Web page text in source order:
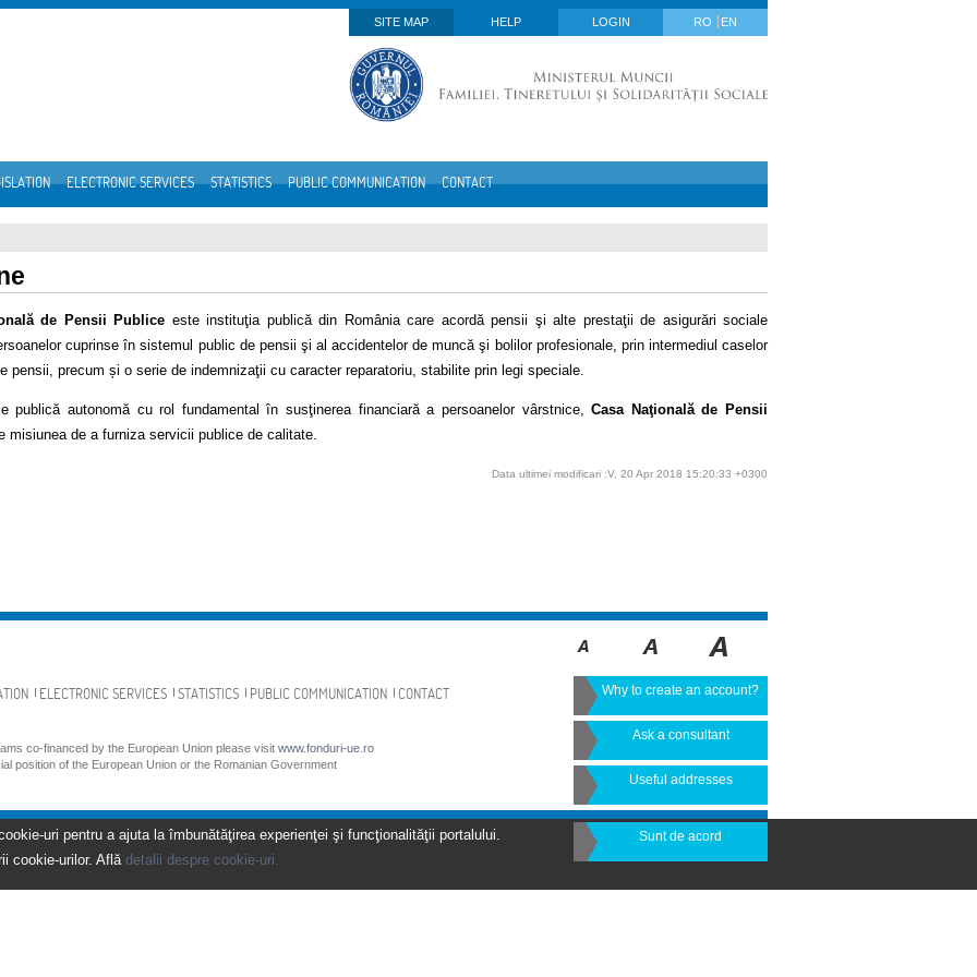
SITE MAP
HELP LOGIN RO EN
ELECTRONIC SERVICES STATISTICS PUBLIC COMMUNICATION CONTACT
de Pensii Publice este instituţia publică din România care acordă pensii şi alte prestaţii de asigurări sociale
cuprinse în sistemul public de pensii şi al accidentelor de muncă şi bolilor profesionale, prin intermediul caselor
pensii, precum și o serie de indemnizaţii cu caracter reparatoriu, stabilite prin legi speciale.
publică autonomă cu rol fundamental în susţinerea financiară a persoanelor vârstnice,Casa Naţională de Pensii
misiunea de a furniza servicii publice de calitate.
Data ultimei modificari :V, 20 Apr 2018 15:20:33 +0300
ELECTRONIC SERVICES STATISTICS PUBLIC COMMUNICATION CONTACT
co-financed by the European Union please visit www.fonduri-ue.ro
position of the European Union or the Romanian Government
Why to create an account?
Ask a consultant
Useful addresses
uri pentru a ajuta la îmbunătăţirea experienţei şi funcţionalităţii portalului.
cookie-urilor. Află detalii despre cookie-uri.
Sunt de acord